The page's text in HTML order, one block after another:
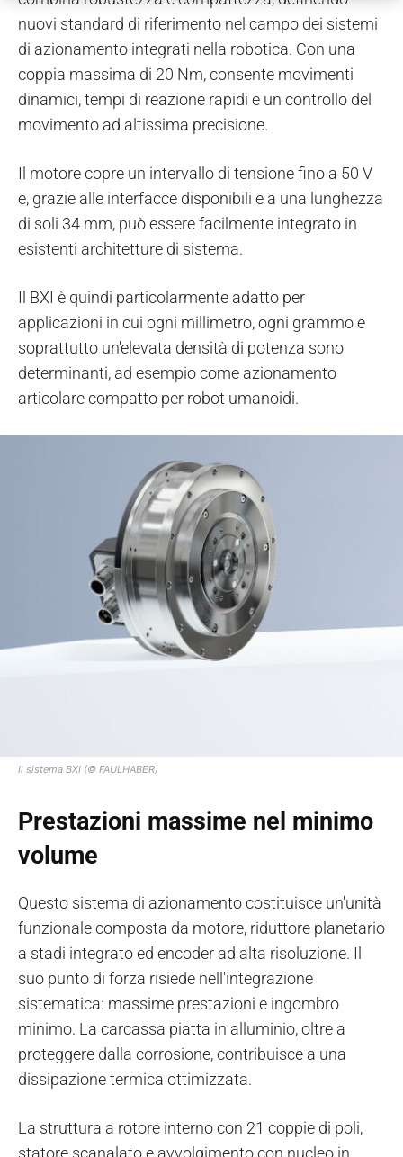
nuovi standard di riferimento nel campo dei sistemi
di azionamento integrati nella robotica. Con una
coppia massima di 20 Nm, consente movimenti
dinamici, tempi di reazione rapidi e un controllo del
movimento ad altissima precisione.
Il motore copre un intervallo di tensione fino a 50 V
e, grazie alle interfacce disponibili e a una lunghezza
di soli 34 mm, può essere facilmente integrato in
esistenti architetture di sistema.
Il BXI è quindi particolarmente adatto per
applicazioni in cui ogni millimetro, ogni grammo e
soprattutto un'elevata densità di potenza sono
determinanti, ad esempio come azionamento
articolare compatto per robot umanoidi.
Il sistema BXI (© FAULHABER)
Prestazioni massime nel minimo
volume
Questo sistema di azionamento costituisce un'unità
funzionale composta da motore, riduttore planetario
a stadi integrato ed encoder ad alta risoluzione. Il
suo punto di forza risiede nell'integrazione
sistematica: massime prestazioni e ingombro
minimo. La carcassa piatta in alluminio, oltre a
proteggere dalla corrosione, contribuisce a una
dissipazione termica ottimizzata.
La struttura a rotore interno con 21 coppie di poli,
statore scanalato e avvolgimento con nucleo in